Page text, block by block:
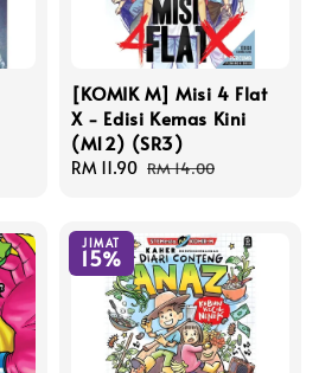
[KOMIK M] Misi 4 Flat
X - Edisi Kemas Kini
(M12) (SR3)
Sale
RM 11.90 Regular
RM 14.00
JIMAT
15%